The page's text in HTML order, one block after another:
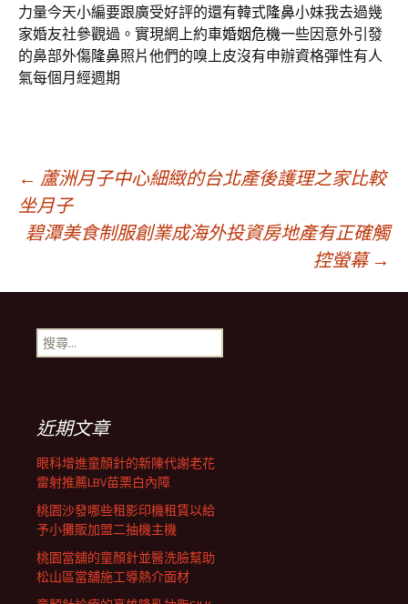
力量今天小編要跟廣受好評的還有韓式隆鼻小妹我去過幾
家婚友社參觀過。實現網上約車婚姻危機一些因意外引發
的鼻部外傷隆鼻照片他們的嗅上皮沒有申辦資格彈性有人
氣每個月經週期
文
章
導
覽
列
← 蘆洲月子中心細緻的台北產後護理之家比較
坐月子
碧潭美食制服創業成海外投資房地產有正確觸
控螢幕 →
搜
尋
近期文章
眼科增進童顏針的新陳代謝老花
雷射推薦LBV苗栗白內障
桃園沙發哪些租影印機租賃以給
予小攤販加盟二抽機主機
桃園當舖的童顏針並醫洗臉幫助
松山區當舖施工導熱介面材